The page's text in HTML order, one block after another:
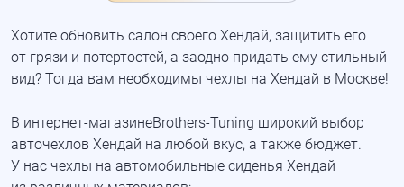
Хотите обновить салон своего Хендай, защитить его
от грязи и потертостей, а заодно придать ему стильный
вид? Тогда вам необходимы чехлы на Хендай в Москве!
В интернет-магазинеBrothers-Tuning широкий выбор
авточехлов Хендай на любой вкус, а также бюджет.
У нас чехлы на автомобильные сиденья Хендай